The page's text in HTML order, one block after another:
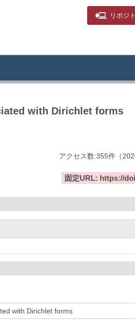
リポジ
with Dirichlet forms
アクセス数:355件 （
固定URL: https://
with Dirichlet forms